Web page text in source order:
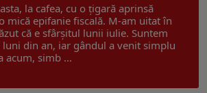
la cafea, cu o țigară aprinsă
mică epifanie fiscală. M-am uitat în
că e sfârșitul lunii iulie. Suntem
luni din an, iar gândul a venit simplu
acum, simb ...